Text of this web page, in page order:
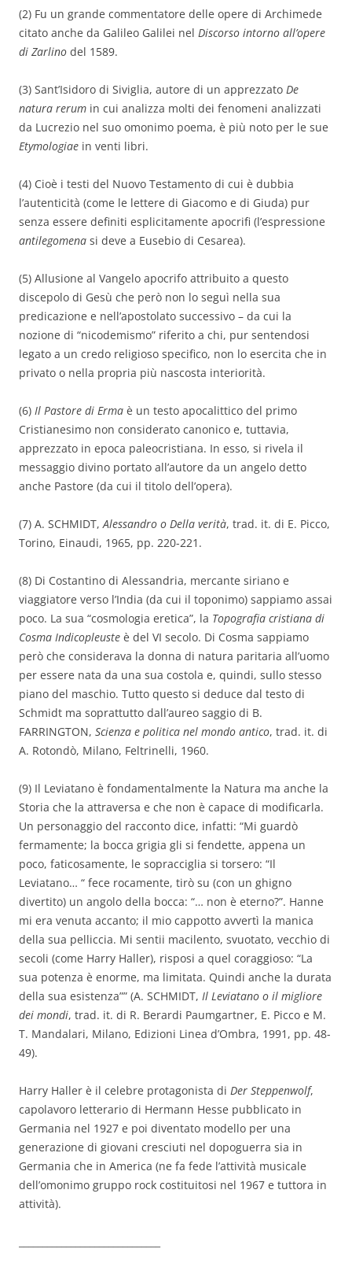
(2) Fu un grande commentatore delle opere di Archimede
citato anche da Galileo Galilei nel Discorso intorno all’opere
di Zarlino del 1589.
(3) Sant’Isidoro di Siviglia, autore di un apprezzato De
natura rerum in cui analizza molti dei fenomeni analizzati
da Lucrezio nel suo omonimo poema, è più noto per le sue
Etymologiae in venti libri.
(4) Cioè i testi del Nuovo Testamento di cui è dubbia
l’autenticità (come le lettere di Giacomo e di Giuda) pur
senza essere definiti esplicitamente apocrifi (l’espressione
antilegomena si deve a Eusebio di Cesarea).
(5) Allusione al Vangelo apocrifo attribuito a questo
discepolo di Gesù che però non lo seguì nella sua
predicazione e nell’apostolato successivo – da cui la
nozione di “nicodemismo” riferito a chi, pur sentendosi
legato a un credo religioso specifico, non lo esercita che in
privato o nella propria più nascosta interiorità.
(6) Il Pastore di Erma è un testo apocalittico del primo
Cristianesimo non considerato canonico e, tuttavia,
apprezzato in epoca paleocristiana. In esso, si rivela il
messaggio divino portato all’autore da un angelo detto
anche Pastore (da cui il titolo dell’opera).
(7) A. SCHMIDT,Alessandro o Della verità, trad. it. di E. Picco,
Torino, Einaudi, 1965, pp. 220-221.
(8) Di Costantino di Alessandria, mercante siriano e
viaggiatore verso l’India (da cui il toponimo) sappiamo assai
poco. La sua “cosmologia eretica”, la Topografia cristiana di
Cosma Indicopleuste è del VI secolo. Di Cosma sappiamo
però che considerava la donna di natura paritaria all’uomo
per essere nata da una sua costola e, quindi, sullo stesso
piano del maschio. Tutto questo si deduce dal testo di
Schmidt ma soprattutto dall’aureo saggio di B.
FARRINGTON, Scienza e politica nel mondo antico, trad. it. di
A. Rotondò, Milano, Feltrinelli, 1960.
(9) Il Leviatano è fondamentalmente la Natura ma anche la
Storia che la attraversa e che non è capace di modificarla.
Un personaggio del racconto dice, infatti: “Mi guardò
fermamente; la bocca grigia gli si fendette, appena un
poco, faticosamente, le sopracciglia si torsero: “Il
Leviatano… “ fece rocamente, tirò su (con un ghigno
divertito) un angolo della bocca: “… non è eterno?”. Hanne
mi era venuta accanto; il mio cappotto avvertì la manica
della sua pelliccia. Mi sentii macilento, svuotato, vecchio di
secoli (come Harry Haller), risposi a quel coraggioso: “La
sua potenza è enorme, ma limitata. Quindi anche la durata
della sua esistenza”” (A. SCHMIDT, Il Leviatano o il migliore
dei mondi, trad. it. di R. Berardi Paumgartner, E. Picco e M.
T. Mandalari, Milano, Edizioni Linea d’Ombra, 1991, pp. 48-
49).
Harry Haller è il celebre protagonista di Der Steppenwolf,
capolavoro letterario di Hermann Hesse pubblicato in
Germania nel 1927 e poi diventato modello per una
generazione di giovani cresciuti nel dopoguerra sia in
Germania che in America (ne fa fede l’attività musicale
dell’omonimo gruppo rock costituitosi nel 1967 e tuttora in
attività).